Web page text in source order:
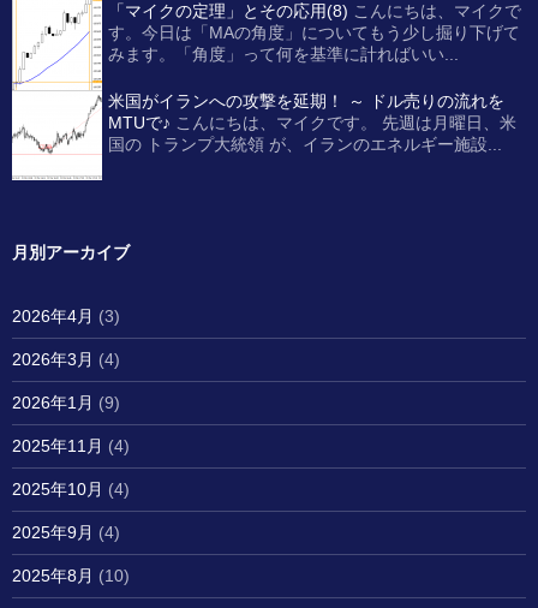
「マイクの定理」とその応用(8) こんにちは、マイクで
す。今日は「MAの角度」についてもう少し掘り下げて
みます。「角度」って何を基準に計ればいい...
米国がイランへの攻撃を延期！ ～ ドル売りの流れを
MTUで♪ こんにちは、マイクです。 先週は月曜日、米
国の トランプ大統領 が、イランのエネルギー施設...
月別アーカイブ
2026年4月 (3)
2026年3月 (4)
2026年1月 (9)
2025年11月 (4)
2025年10月 (4)
2025年9月 (4)
2025年8月 (10)